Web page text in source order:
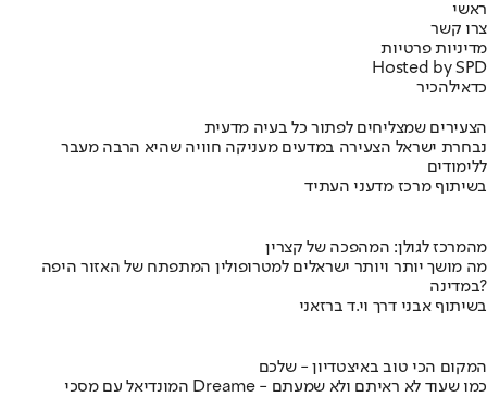
ראשי
צרו קשר
מדיניות פרטיות
Hosted by SPD
כדאילהכיר
הצעירים שמצליחים לפתור כל בעיה מדעית
נבחרת ישראל הצעירה במדעים מעניקה חוויה שהיא הרבה מעבר
ללימודים
בשיתוף מרכז מדעני העתיד
מהמרכז לגולן: המהפכה של קצרין
מה מושך יותר ויותר ישראלים למטרופולין המתפתח של האזור היפה
במדינה?
בשיתוף אבני דרך וי.ד ברזאני
המקום הכי טוב באיצטדיון - שלכם
המונדיאל עם מסכי Dreame - כמו שעוד לא ראיתם ולא שמעתם